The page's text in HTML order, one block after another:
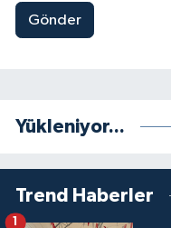
Gönder
Yükleniyor...
Trend Haberler
1